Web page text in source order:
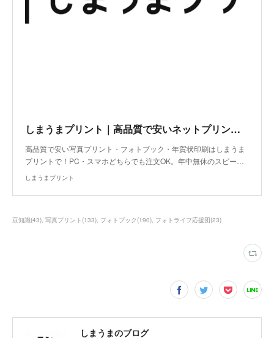
しまうまプリント｜高品質で安いネットプリント専門店
高品質で安い写真プリント・フォトブック・年賀状印刷はしまうま
プリントで！PC・スマホどちらでも注文OK。年中無休のスピー…
しまうまプリント
豆知識(43) 写真プリント (133) フォトブック (190) フォトライフ応援団(23)
しまうまのブログ